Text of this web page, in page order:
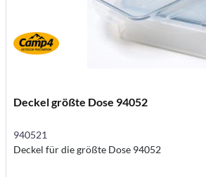
Deckel größte Dose 94052
940521
Deckel für die größte Dose 94052